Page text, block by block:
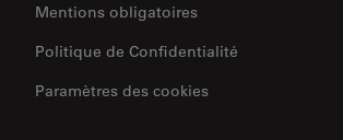
Mentions obligatoires
Politique de Confidentialité
Paramètres des cookies